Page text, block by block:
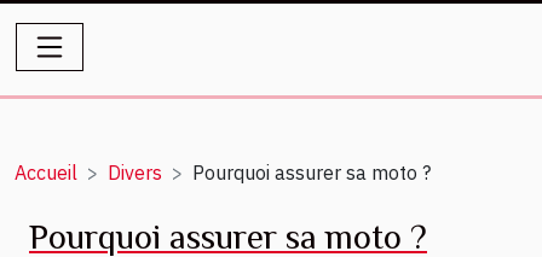
Accueil Divers Pourquoi assurer sa moto ?
Pourquoi assurer sa moto ?